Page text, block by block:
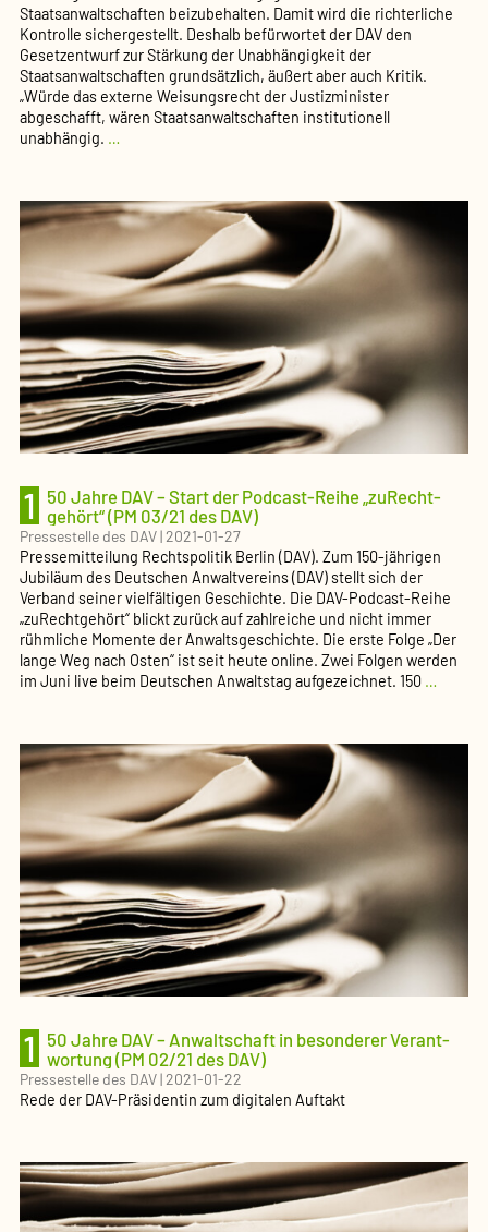
Staatsanwaltschaften beizubehalten. Damit wird die richterliche
Kontrolle sichergestellt. Deshalb befürwortet der DAV den
Gesetzentwurf zur Stärkung der Unabhängigkeit der
Staatsanwaltschaften grundsätzlich, äußert aber auch Kritik.
„Würde das externe Weisungsrecht der Justizminister
abgeschafft, wären Staatsanwaltschaften institutionell
unabhängig. …
des
Weisungs­
rechts
der
Justiz­
mi­
nister
(PM
04/21
des
DAV)
1
50 Jahre DAV – Start der Podcast-Reihe „zuRecht­
gehört“ (PM 03/21 des DAV)
Pressestelle des DAV|2021-01-27
Pressemitteilung Rechtspolitik Berlin (DAV). Zum 150-jährigen
Jubiläum des Deutschen Anwaltvereins (DAV) stellt sich der
Verband seiner vielfältigen Geschichte. Die DAV-Podcast-Reihe
„zuRechtgehört“ blickt zurück auf zahlreiche und nicht immer
rühmliche Momente der Anwaltsgeschichte. Die erste Folge „Der
lange Weg nach Osten“ ist seit heute online. Zwei Folgen werden
im Juni live beim Deutschen Anwaltstag aufgezeichnet. 150 …
–
DAV)
1
50 Jahre DAV – Anwalt­schaft in besonderer Verant­
wortung (PM 02/21 des DAV)
Pressestelle des DAV|2021-01-22
Rede der DAV-Präsidentin zum digitalen Auftakt